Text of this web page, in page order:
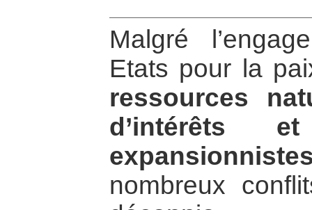
Malgré
Etats pour la
ressources
d’intérêts
nombreux